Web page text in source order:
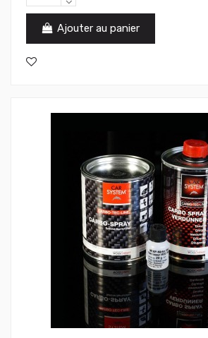
Ajouter au panier